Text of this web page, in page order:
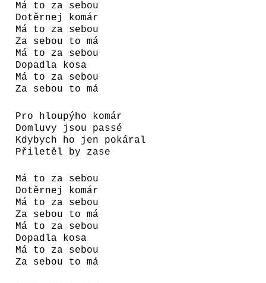
Má to za sebou
Dotěrnej komár
Má to za sebou
Za sebou to má
Má to za sebou
Dopadla kosa
Má to za sebou
Za sebou to má
Pro hloupýho komár
Domluvy jsou passé
Kdybych ho jen pokáral
Přiletěl by zase
Má to za sebou
Dotěrnej komár
Má to za sebou
Za sebou to má
Má to za sebou
Dopadla kosa
Má to za sebou
Za sebou to má